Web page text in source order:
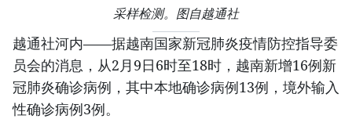
采样检测。图自越通社
越通社河内——据越南国家新冠肺炎疫情防控指导委
员会的消息，从2月9日6时至18时，越南新增16例新
冠肺炎确诊病例，其中本地确诊病例13例，境外输入
性确诊病例3例。